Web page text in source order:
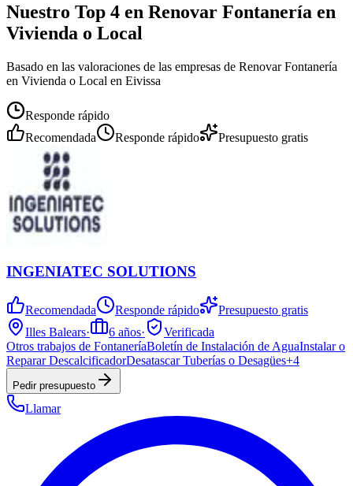
Nuestro Top 4 en Renovar Fontanería en
Vivienda o Local
Basado en las valoraciones de las empresas de Renovar Fontanería
en Vivienda o Local en Eivissa
Responde rápido
Recomendada
Responde rápido Presupuesto gratis
INGENIATEC SOLUTIONS
Recomendada Responde rápido
Presupuesto gratis
Illes Balears· 6 años·
Verificada
Otros trabajos de FontaneríaBoletín de Instalación de AguaInstalar o
Reparar DescalcificadorDesatascar Tuberías o Desagües+4
Pedir presupuesto
Llamar